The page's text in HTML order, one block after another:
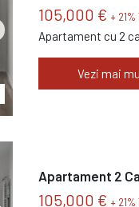
105,000 € + 21%
Apartament cu 2
Vezi mai
Apartament 2
105,000 € + 21%